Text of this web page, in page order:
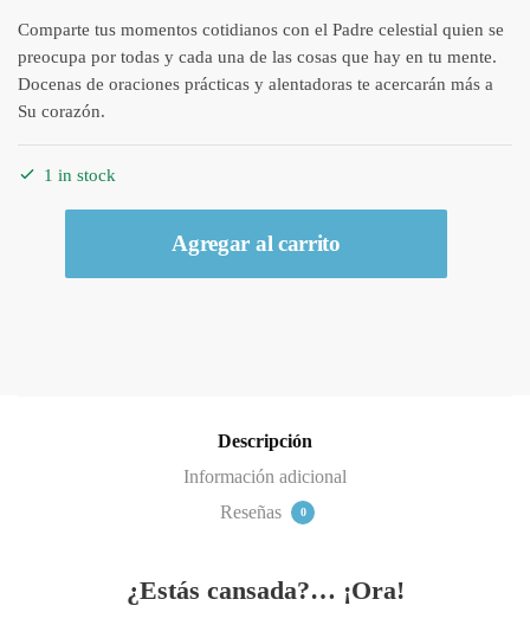
Comparte tus momentos cotidianos con el Padre celestial quien se
preocupa por todas y cada una de las cosas que hay en tu mente.
Docenas de oraciones prácticas y alentadoras te acercarán más a
Su corazón.
1 in stock
Agregar al carrito
Descripción
Información adicional
Reseñas
0
¿Estás cansada?… ¡Ora!